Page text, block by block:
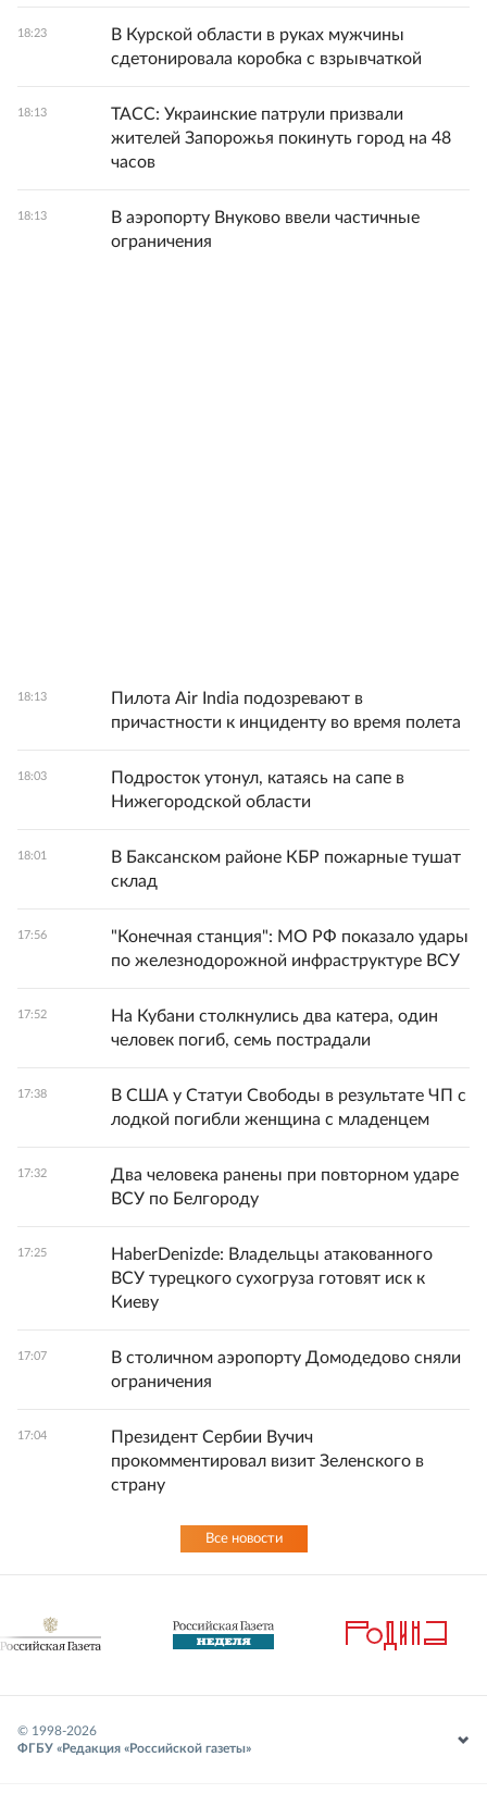
18:23
В Курской области в руках мужчины
сдетонировала коробка с взрывчаткой
18:13
ТАСС: Украинские патрули призвали
жителей Запорожья покинуть город на 48
часов
18:13
В аэропорту Внуково ввели частичные
ограничения
18:13
Пилота Air India подозревают в
причастности к инциденту во время полета
18:03
Подросток утонул, катаясь на сапе в
Нижегородской области
18:01
В Баксанском районе КБР пожарные тушат
склад
17:56
"Конечная станция": МО РФ показало удары
по железнодорожной инфраструктуре ВСУ
17:52
На Кубани столкнулись два катера, один
человек погиб, семь пострадали
17:38
В США у Статуи Свободы в результате ЧП с
лодкой погибли женщина с младенцем
17:32
Два человека ранены при повторном ударе
ВСУ по Белгороду
17:25
HaberDenizde: Владельцы атакованного
ВСУ турецкого сухогруза готовят иск к
Киеву
17:07
В столичном аэропорту Домодедово сняли
ограничения
17:04
Президент Сербии Вучич
прокомментировал визит Зеленского в
страну
Все новости
© 1998-2026
ФГБУ «Редакция «Российской газеты»